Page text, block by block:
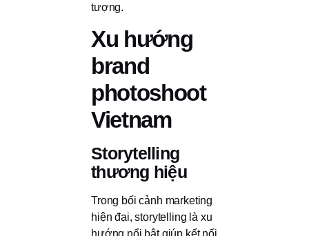
tượng.
Xu hướng
brand
photoshoot
Vietnam
Storytelling
thương hiệu
Trong bối cảnh marketing
hiện đại, storytelling là xu